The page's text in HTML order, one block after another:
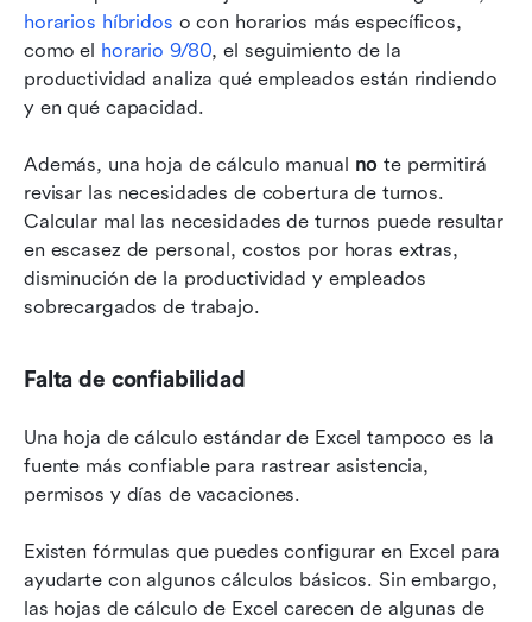
horarios híbridos o con horarios más específicos,
como el horario 9/80, el seguimiento de la
productividad analiza qué empleados están rindiendo
y en qué capacidad.
Además, una hoja de cálculo manual no te permitirá
revisar las necesidades de cobertura de turnos.
Calcular mal las necesidades de turnos puede resultar
en escasez de personal, costos por horas extras,
disminución de la productividad y empleados
sobrecargados de trabajo.
Falta de confiabilidad
Una hoja de cálculo estándar de Excel tampoco es la
fuente más confiable para rastrear asistencia,
permisos y días de vacaciones.
Existen fórmulas que puedes configurar en Excel para
ayudarte con algunos cálculos básicos. Sin embargo,
las hojas de cálculo de Excel carecen de algunas de